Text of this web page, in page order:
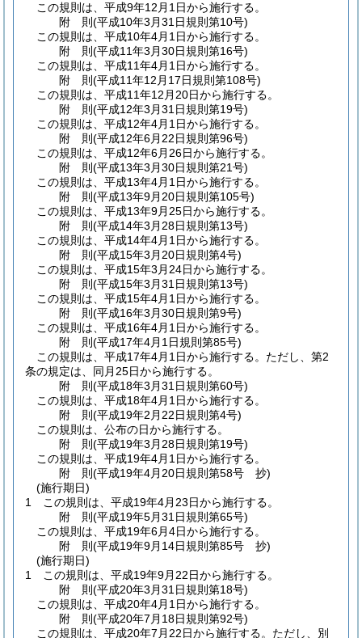
この規則は、平成9年12月1日から施行する。
附 則(平成10年3月31日規則第10号)
この規則は、平成10年4月1日から施行する。
附 則(平成11年3月30日規則第16号)
この規則は、平成11年4月1日から施行する。
附 則(平成11年12月17日規則第108号)
この規則は、平成11年12月20日から施行する。
附 則(平成12年3月31日規則第19号)
この規則は、平成12年4月1日から施行する。
附 則(平成12年6月22日規則第96号)
この規則は、平成12年6月26日から施行する。
附 則(平成13年3月30日規則第21号)
この規則は、平成13年4月1日から施行する。
附 則(平成13年9月20日規則第105号)
この規則は、平成13年9月25日から施行する。
附 則(平成14年3月28日規則第13号)
この規則は、平成14年4月1日から施行する。
附 則(平成15年3月20日規則第4号)
この規則は、平成15年3月24日から施行する。
附 則(平成15年3月31日規則第13号)
この規則は、平成15年4月1日から施行する。
附 則(平成16年3月30日規則第9号)
この規則は、平成16年4月1日から施行する。
附 則(平成17年4月1日規則第85号)
この規則は、平成17年4月1日から施行する。 ただし、第2
条の規定は、同月25日から施行する。
附 則(平成18年3月31日規則第60号)
この規則は、平成18年4月1日から施行する。
附 則(平成19年2月22日規則第4号)
この規則は、公布の日から施行する。
附 則(平成19年3月28日規則第19号)
この規則は、平成19年4月1日から施行する。
附 則(平成19年4月20日規則第58号 抄)
(施行期日)
1
この規則は、平成19年4月23日から施行する。
附 則(平成19年5月31日規則第65号)
この規則は、平成19年6月4日から施行する。
附 則(平成19年9月14日規則第85号 抄)
(施行期日)
1
この規則は、平成19年9月22日から施行する。
附 則(平成20年3月31日規則第18号)
この規則は、平成20年4月1日から施行する。
附 則(平成20年7月18日規則第92号)
この規則は、平成20年7月22日から施行する。 ただし、別